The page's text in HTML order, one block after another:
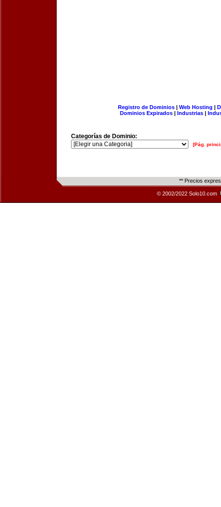
Registro de Dominios| Web Hosting |
Dominios Expirados | Industrias |
Categorías de Dominio:
[Pág.
** Precios
© 2002/2022 Solo10.com